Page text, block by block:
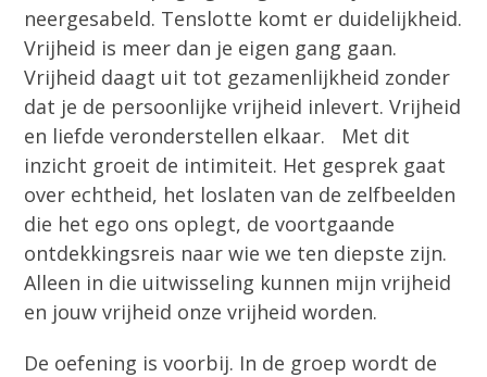
neergesabeld. Tenslotte komt er duidelijkheid.
Vrijheid is meer dan je eigen gang gaan.
Vrijheid daagt uit tot gezamenlijkheid zonder
dat je de persoonlijke vrijheid inlevert. Vrijheid
en liefde veronderstellen elkaar. Met dit
inzicht groeit de intimiteit. Het gesprek gaat
over echtheid, het loslaten van de zelfbeelden
die het ego ons oplegt, de voortgaande
ontdekkingsreis naar wie we ten diepste zijn.
Alleen in die uitwisseling kunnen mijn vrijheid
en jouw vrijheid onze vrijheid worden.
De oefening is voorbij. In de groep wordt de